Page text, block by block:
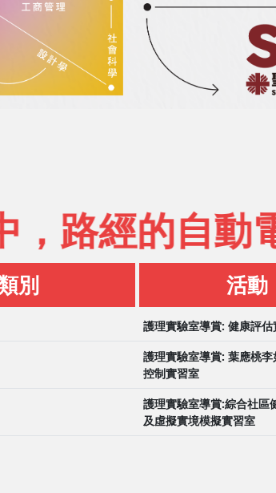
的自動電梯
別 活動
護理實驗室導賞: 健康評估
護理實驗室導賞: 葉應桃
控制實習室
護理實驗室導賞:綜合社區
及虛擬實境模擬實習室